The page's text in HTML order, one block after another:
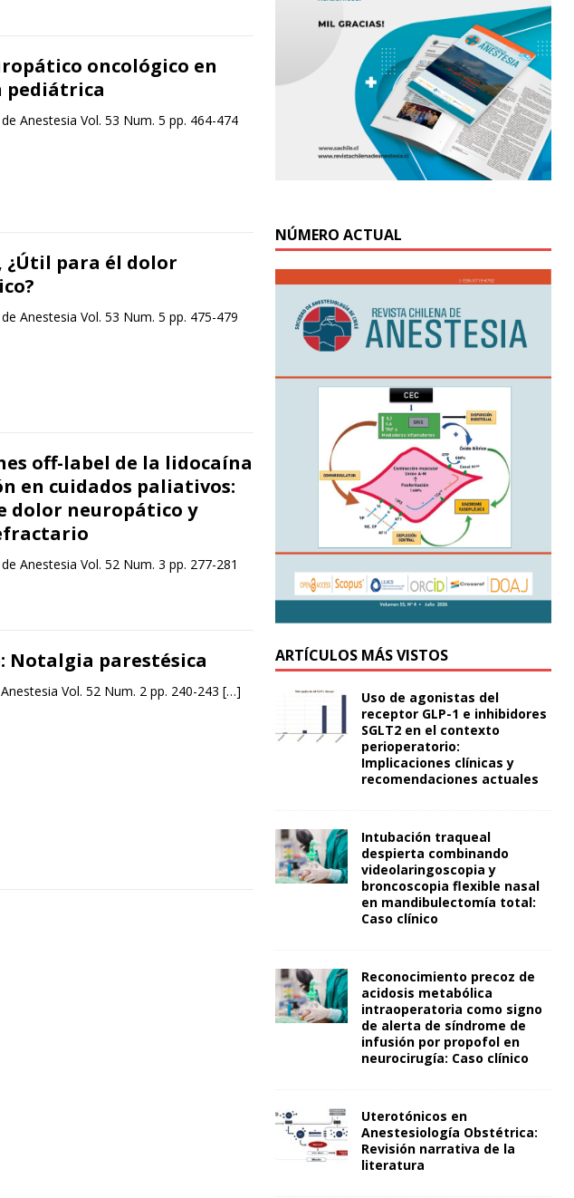
oncológico en
pediátrica
Anestesia Vol. 53 Num. 5 pp. 464-474
¿Útil para él dolor
Anestesia Vol. 53 Num. 5 pp. 475-479
off-label de la lidocaína
en cuidados paliativos:
dolor neuropático y
Anestesia Vol. 52 Num. 3 pp. 277-281
Notalgia parestésica
Vol. 52 Num. 2 pp. 240-243 […]
NÚMERO ACTUAL
ARTÍCULOS MÁS VISTOS
Uso de agonistas del
receptor GLP-1 e inhibidores
SGLT2 en el contexto
perioperatorio:
Implicaciones clínicas y
recomendaciones actuales
Intubación traqueal
despierta combinando
videolaringoscopia y
broncoscopia flexible nasal
en mandibulectomía total:
Caso clínico
Reconocimiento precoz de
acidosis metabólica
intraoperatoria como signo
de alerta de síndrome de
infusión por propofol en
neurocirugía: Caso clínico
Uterotónicos en
Anestesiología Obstétrica:
Revisión narrativa de la
literatura